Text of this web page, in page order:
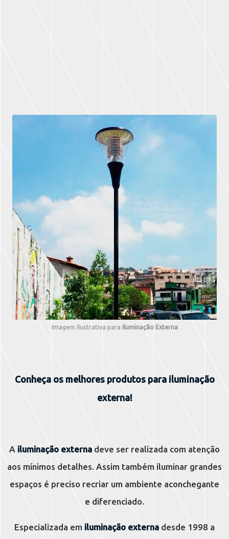
Imagem ilustrativa para Iluminação Externa
Conheça os melhores produtos para iluminação
externa!
A iluminação externa deve ser realizada com atenção
aos mínimos detalhes. Assim também iluminar grandes
espaços é preciso recriar um ambiente aconchegante
e diferenciado.
Especializada em iluminação externa desde 1998 a